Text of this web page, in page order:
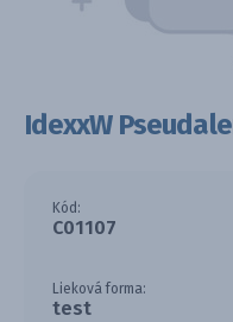
IdexxW
Kód:
C01107
Lieková forma:
test